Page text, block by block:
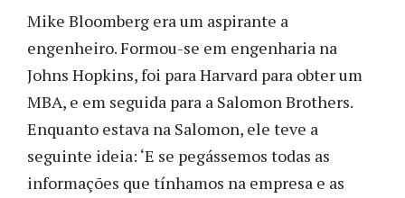
Mike Bloomberg era um aspirante a
engenheiro. Formou-se em engenharia na
Johns Hopkins, foi para Harvard para obter um
MBA, e em seguida para a Salomon Brothers.
Enquanto estava na Salomon, ele teve a
seguinte ideia: ‘E se pegássemos todas as
informações que tínhamos na empresa e as